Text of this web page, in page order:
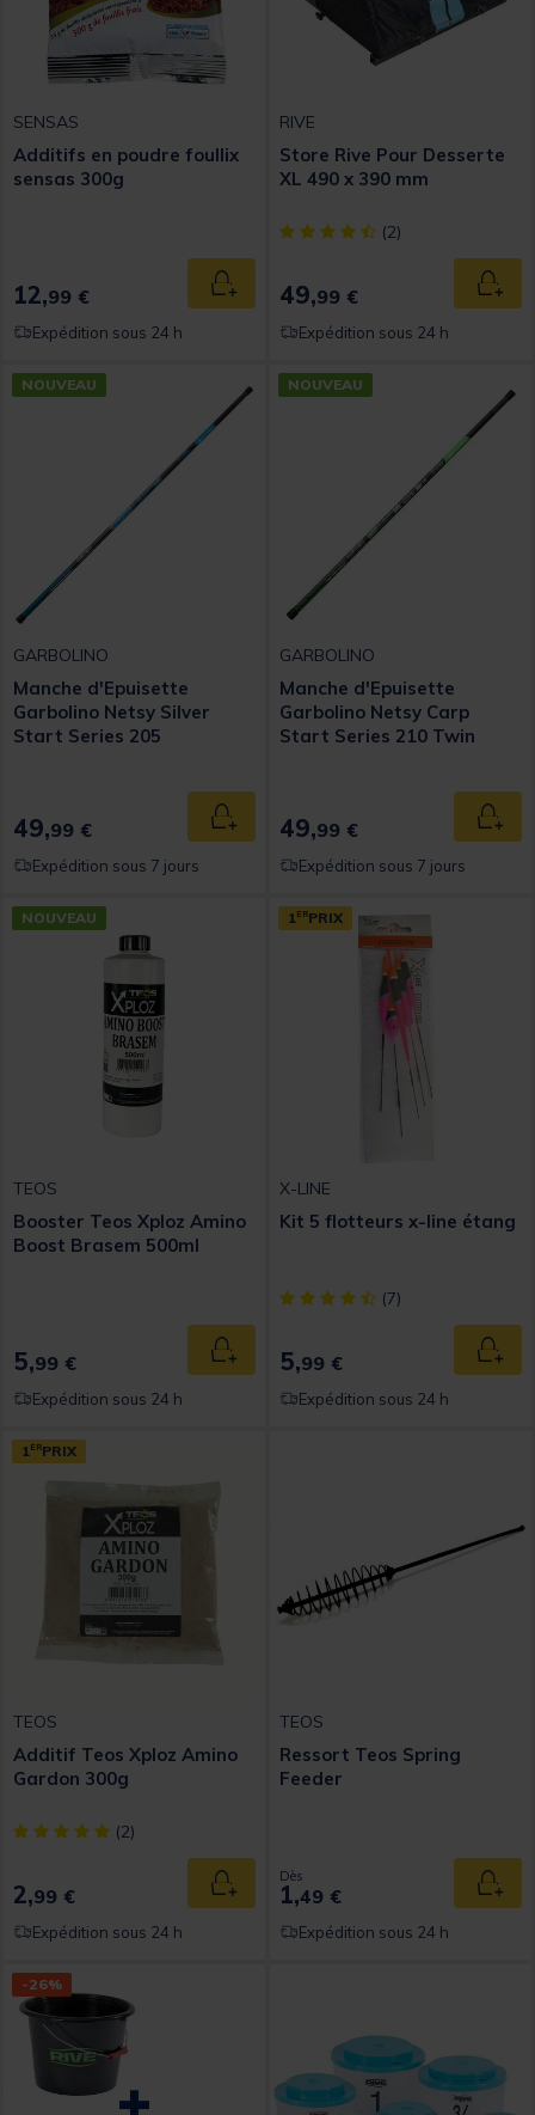
SENSAS
Additifs en poudre foullix
sensas 300g
12,99 € Ajouter au panier
Expédition sous 24 h
RIVE
Store Rive Pour Desserte
XL 490 x 390 mm
[object Object] out of 5
(2)
49,99 €
Expédition sous 24 h
NOUVEAU
GARBOLINO
Manche d'Epuisette
Garbolino Netsy Silver
Start Series 205
49,99 € Ajouter au panier
Expédition sous 7 jours
NOUVEAU
GARBOLINO
Manche d'Epuisette
Garbolino Netsy Carp
Start Series 210 Twin
49,99 €
Expédition sous 7 jours
NOUVEAU
TEOS
Booster Teos Xploz Amino
Boost Brasem 500ml
5,99 € Ajouter au panier
Expédition sous 24 h
1ERPRIX
X-LINE
Kit 5 flotteurs x-line étang
[object Object] out of 5
(7)
5,99 €
Expédition sous 24 h
1ERPRIX
TEOS
Additif Teos Xploz Amino
Gardon 300g
[object Object] out of 5 Customer Rating
(2)
2,99 € Ajouter au panier
Expédition sous 24 h
TEOS
Ressort Teos Spring
Feeder
Dès
1,49 €
Expédition sous 24 h
-26%